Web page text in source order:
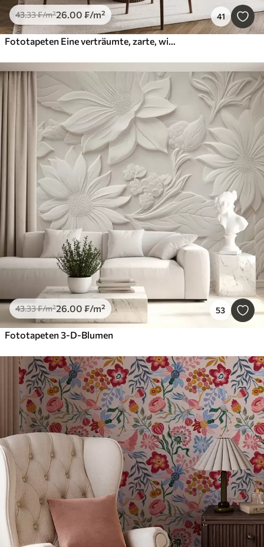
43.33₣/m²26.00 ₣/m² 41
Fototapeten Eine verträumte, zarte, wispy Pflanzen, Ährchen und Blumen in braunen Pastellfarben vor einem dunstigen, strukturierten Hintergrund
43.33₣/m²26.00 ₣/m² 53
Fototapeten 3-D-Blumen